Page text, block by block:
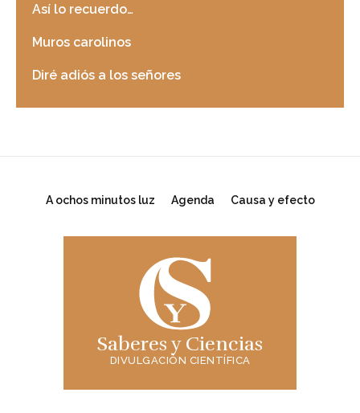
Así lo recuerdo…
Muros carolinos
Diré adiós a los señores
A ochos minutos luz Agenda Causa y efecto
Saberes y Ciencias
DIVULGACIÓN CIENTÍFICA